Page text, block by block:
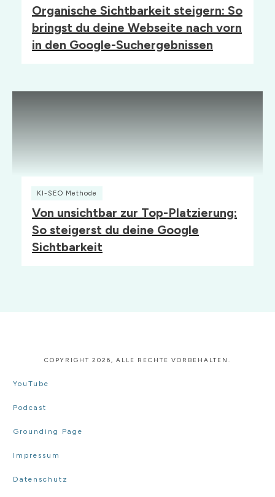
Organische Sichtbarkeit steigern: So
bringst du deine Webseite nach vorn
in den Google-Suchergebnissen
KI-SEO Methode
Von unsichtbar zur Top-Platzierung:
So steigerst du deine Google
Sichtbarkeit
COPYRIGHT 2026, ALLE RECHTE VORBEHALTEN.
YouTube
Podcast
Grounding Page
Impressum
Datenschutz